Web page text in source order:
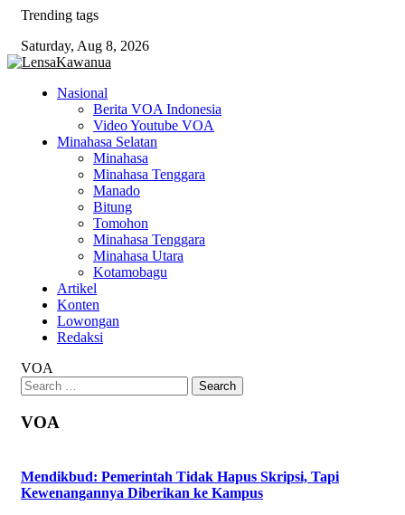
Skip
content
Trending tags
Saturday, Aug 8, 2026
Nasional
Berita VOA Indonesia
Video Youtube VOA
Minahasa Selatan
Minahasa
Minahasa Tenggara
Manado
Bitung
Tomohon
Minahasa Tenggara
Minahasa Utara
Kotamobagu
Artikel
Konten
Lowongan
Redaksi
VOA
Search
for:
VOA
Mendikbud: Pemerintah Tidak Hapus Skripsi, Tapi
Kewenangannya Diberikan ke Kampus